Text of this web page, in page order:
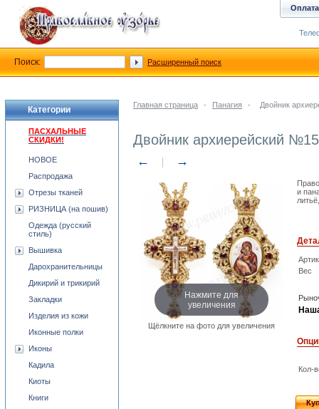
Главная страница - Панагия - Двойник
Двойник архиерейский
← →
Нажмите для
увеличения
Щёлкните на фото для увеличения
и
Вес
Кол-
Категории
ПАСХАЛЬНЫЕ
СКИДКИ!
НОВОЕ
Распродажа
Отрезы тканей
РИЗНИЦА (на пошив)
Одежда (русский
стиль)
Вышивка
Дарохранительницы
Дикирий и трикирий
Закладки
Изделия из кожи
Иконные полки
Иконы
Кадила
Киоты
Книги
Оплата
Поиск: Расширенный поиск